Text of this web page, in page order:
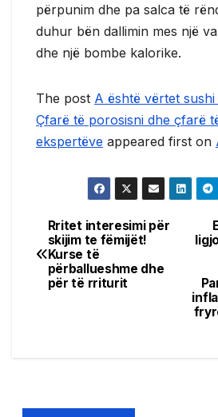
përpunim dhe pa salca të
duhur bën dallimin mes një
dhe një bombe kalorike.
The post A është vërtet
Çfarë të porosisni dhe çfarë
ekspertëve appeared first on
Post
navigation
Rritet interesimi për
skijim te fëmijët!
Kurse të
përballueshme dhe
për të rriturit